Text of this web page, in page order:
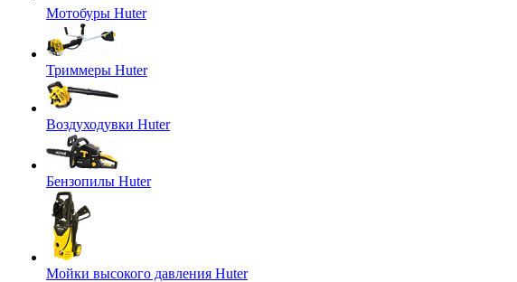
Мотобуры Huter
Триммеры Huter
Воздуходувки Huter
Бензопилы Huter
Мойки высокого давления Huter